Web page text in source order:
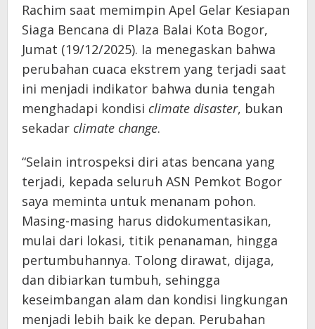
Rachim saat memimpin Apel Gelar Kesiapan
Siaga Bencana di Plaza Balai Kota Bogor,
Jumat (19/12/2025). Ia menegaskan bahwa
perubahan cuaca ekstrem yang terjadi saat
ini menjadi indikator bahwa dunia tengah
menghadapi kondisi climate disaster, bukan
sekadar climate change.
“Selain introspeksi diri atas bencana yang
terjadi, kepada seluruh ASN Pemkot Bogor
saya meminta untuk menanam pohon.
Masing-masing harus didokumentasikan,
mulai dari lokasi, titik penanaman, hingga
pertumbuhannya. Tolong dirawat, dijaga,
dan dibiarkan tumbuh, sehingga
keseimbangan alam dan kondisi lingkungan
menjadi lebih baik ke depan. Perubahan